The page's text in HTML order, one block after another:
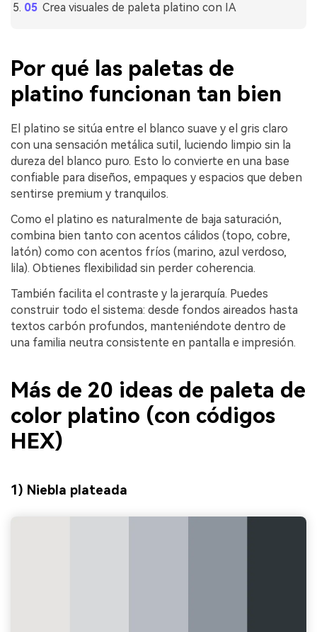
Crea visuales de paleta platino con IA
Por qué las paletas de
platino funcionan tan bien
El platino se sitúa entre el blanco suave y el gris claro
con una sensación metálica sutil, luciendo limpio sin la
dureza del blanco puro. Esto lo convierte en una base
confiable para diseños, empaques y espacios que deben
sentirse premium y tranquilos.
Como el platino es naturalmente de baja saturación,
combina bien tanto con acentos cálidos (topo, cobre,
latón) como con acentos fríos (marino, azul verdoso,
lila). Obtienes flexibilidad sin perder coherencia.
También facilita el contraste y la jerarquía. Puedes
construir todo el sistema: desde fondos aireados hasta
textos carbón profundos, manteniéndote dentro de
una familia neutra consistente en pantalla e impresión.
Más de 20 ideas de paleta de
color platino (con códigos
HEX)
1) Niebla plateada